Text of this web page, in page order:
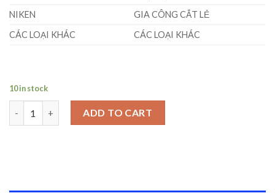
NIKEN
GIA CÔNG CẮT LẺ
CÁC LOẠI KHÁC
CÁC LOẠI KHÁC
10 in stock
Thanh Đồng Tròn Đặc Phi (19 x 3000)mm quantity
ADD TO CART